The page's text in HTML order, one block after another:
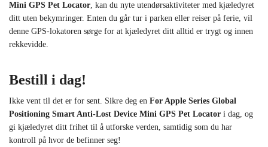
Mini GPS Pet Locator, kan du nyte utendørsaktiviteter med kjæledyret
ditt uten bekymringer. Enten du går tur i parken eller reiser på ferie, vil
denne GPS-lokatoren sørge for at kjæledyret ditt alltid er trygt og innen
rekkevidde.
Bestill i dag!
Ikke vent til det er for sent. Sikre deg en For Apple Series Global
Positioning Smart Anti-Lost Device Mini GPS Pet Locator i dag, og
gi kjæledyret ditt frihet til å utforske verden, samtidig som du har
kontroll på hvor de befinner seg!